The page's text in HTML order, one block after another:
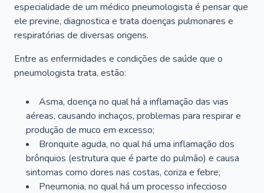
especialidade de um médico pneumologista é pensar que
ele previne, diagnostica e trata doenças pulmonares e
respiratórias de diversas origens.
Entre as enfermidades e condições de saúde que o
pneumologista trata, estão:
Asma, doença no qual há a inflamação das vias
aéreas, causando inchaços, problemas para respirar e
produção de muco em excesso;
Bronquite aguda, no qual há uma inflamação dos
brônquios (estrutura que é parte do pulmão) e causa
sintomas como dores nas costas, coriza e febre;
Pneumonia, no qual há um processo infeccioso